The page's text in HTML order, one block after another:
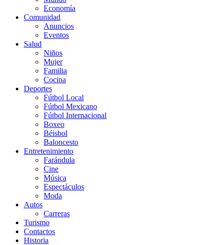
Economía
Comunidad
Anuncios
Eventos
Salud
Niños
Mujer
Familia
Cocina
Deportes
Fútbol Local
Fútbol Mexicano
Fútbol Internacional
Boxeo
Béisbol
Baloncesto
Entretenimiento
Farándula
Cine
Música
Espectáculos
Moda
Autos
Carreras
Turismo
Contactos
Historia